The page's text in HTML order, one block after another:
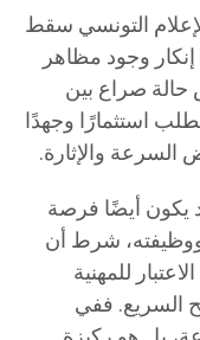
التونسي سقط
إنكار وجود مظاهر
حالة صراع بين
استثمارًا وجهدًا
السرعة والإثارة.
يكون أيضًا فرصة
ووظيفته، شرط أن
للمهنية
السريع. ففي